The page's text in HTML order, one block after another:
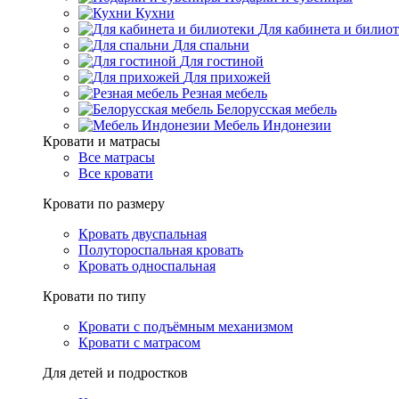
Кухни
Для кабинета и
Для спальни
Для гостиной
Для прихожей
Резная мебель
Белорусская мебель
Мебель Индонезии
Кровати и матрасы
Все матрасы
Все кровати
Кровати по размеру
Кровать двуспальная
Полутороспальная кровать
Кровать односпальная
Кровати по типу
Кровати с подъёмным механизмом
Кровати с матрасом
Для детей и подростков